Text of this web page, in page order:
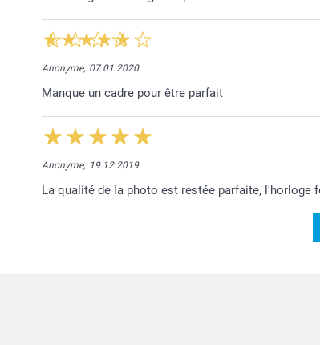
Anonyme, 07.01.2020
Manque un cadre pour être parfait
Anonyme, 19.12.2019
La qualité de la photo est restée parfaite, l'horloge